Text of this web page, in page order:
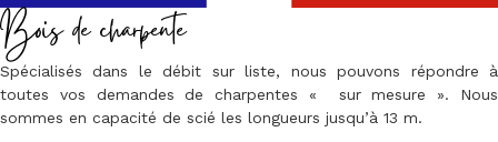
Bois de charpente
Spécialisés dans le débit sur liste, nous pouvons répondre à
toutes vos demandes de charpentes « sur mesure ». Nous
sommes en capacité de scié les longueurs jusqu’à 13 m.